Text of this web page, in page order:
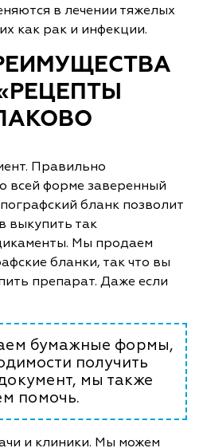
в лечении тяжелых
как рак и инфекции.
Правильно
всей форме заверенный
бланк позволит
выкупить так
Мы продаем
бланки, так что вы
препарат. Даже если
бумажные формы,
получить
мы также
помочь.
и клиники. Мы можем